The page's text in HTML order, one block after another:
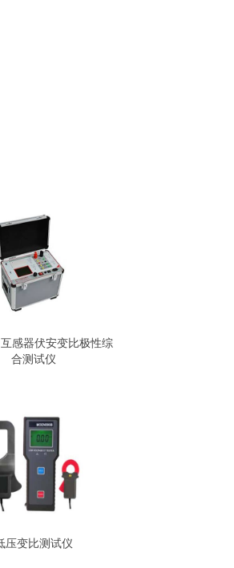
感器伏安变比极性综
合测试仪
压变比测试仪